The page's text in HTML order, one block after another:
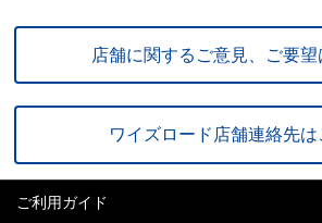
店舗に関するご意見、ご要望
ワイズロード店舗連絡先は
ご利用ガイド